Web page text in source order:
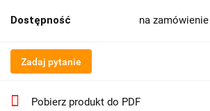
Dostępność na zamówienie
Zadaj pytanie
Pobierz produkt do PDF